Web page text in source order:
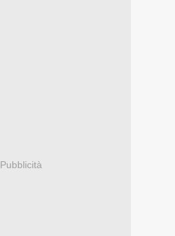
Pubblicità